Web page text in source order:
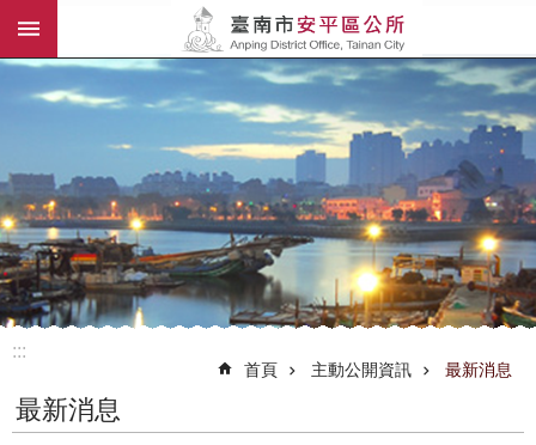
跳到主要內容區塊
:::
首頁 主動公開資訊 最新消息
最新消息